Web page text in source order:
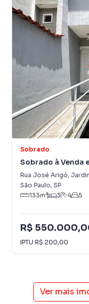
consequência uma
imóvel mais rápido.
programadores,
atendimento
Sobrado
Sobrado à Venda
Carmo
Rua José Arigó,
São Paulo, SP
133m² 3 4 5
R$
IPTU R$ 200,00
Ver mais